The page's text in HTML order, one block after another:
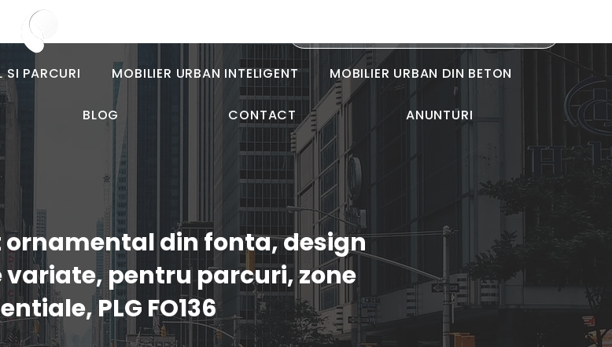
SI PARCURI MOBILIER URBAN INTELIGENT MOBILIER URBAN DIN BETON
BLOG CONTACT ANUNTURI
din fonta, design
pentru parcuri, zone
PLG FO136